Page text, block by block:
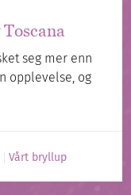
seg mer enn
opplevelse, og
Vårt bryllup